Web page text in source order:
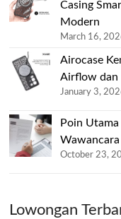
Casing
Modern
March 16,
Airocase
Airflow dan
January 3,
Poin
October 23,
Lowongan